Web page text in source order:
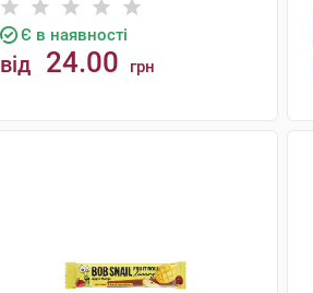
Є в наявності
від 24.00 грн